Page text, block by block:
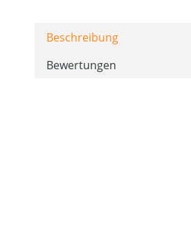
Beschreibung
Bewertungen